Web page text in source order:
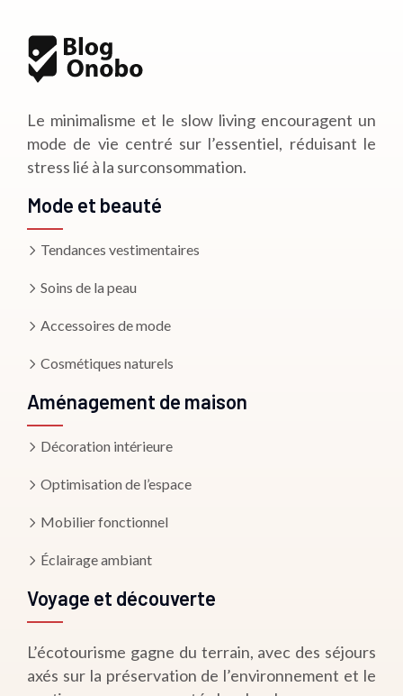
Le minimalisme et le slow living encouragent un
mode de vie centré sur l’essentiel, réduisant le
stress lié à la surconsommation.
Mode et beauté
Tendances vestimentaires
Soins de la peau
Accessoires de mode
Cosmétiques naturels
Aménagement de maison
Décoration intérieure
Optimisation de l’espace
Mobilier fonctionnel
Éclairage ambiant
Voyage et découverte
L’écotourisme gagne du terrain, avec des séjours
axés sur la préservation de l’environnement et le